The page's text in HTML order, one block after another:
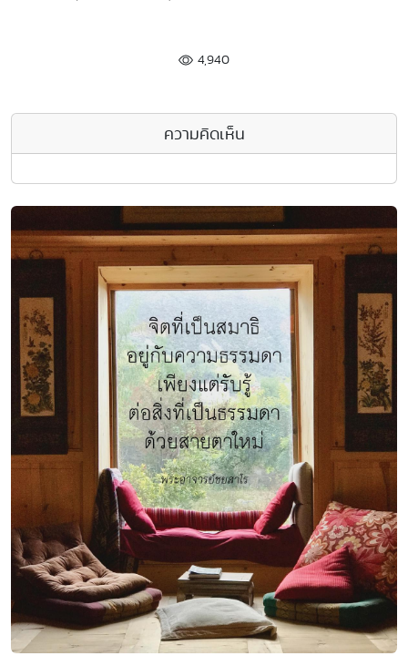
4,940
ความคิดเห็น